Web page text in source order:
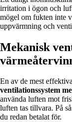
irritation i ögon och
mögel om fukten inte
uppvärmning och
Mekanisk
En av de mest
ventilationssystem
använda luften mot
luften tas tillvara. På
du redan betalat för.